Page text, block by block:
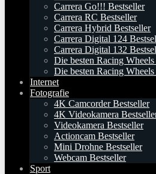
Carrera Go!!! Bestseller
Carrera RC Bestseller
Carrera Hybrid Bestseller
Carrera Digital 124
Carrera Digital 132
Die besten Racing
Die besten Racing
Internet
Fotografie
4K Camcorder Bestseller
4K Videokamera
Videokamera Bestseller
Actioncam Bestseller
Mini Drohne Bestseller
Webcam Bestseller
Sport